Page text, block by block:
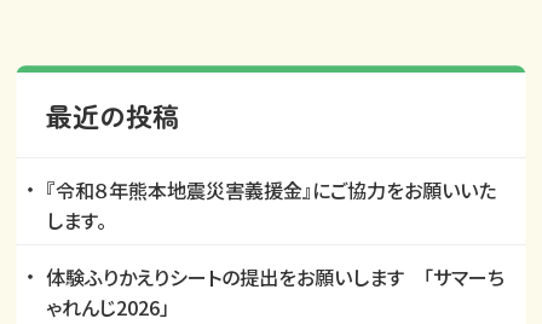
最近の投稿
『令和８年熊本地震災害義援金』にご協力をお願いいた
します。
体験ふりかえりシートの提出をお願いします 「サマーち
ゃれんじ2026」